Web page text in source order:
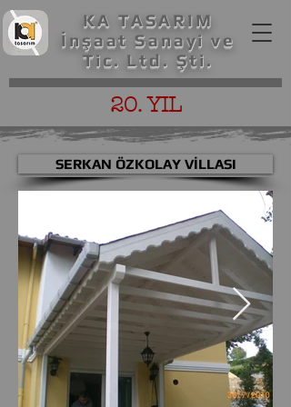
KA TASARIM
İnşaat Sanayi ve
Tic. Ltd. Şti.
20. YIL
SERKAN ÖZKOLAY VİLLASI